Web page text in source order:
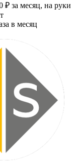
₽ за месяц, на руки
в месяц